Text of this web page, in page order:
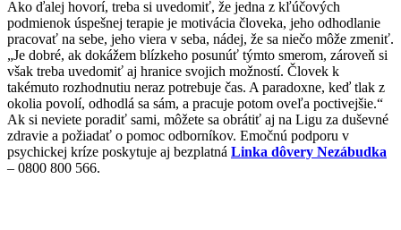
Ako ďalej hovorí, treba si uvedomiť, že jedna z kľúčových
podmienok úspešnej terapie je motivácia človeka, jeho odhodlanie
pracovať na sebe, jeho viera v seba, nádej, že sa niečo môže zmeniť.
„Je dobré, ak dokážem blízkeho posunúť týmto smerom, zároveň si
však treba uvedomiť aj hranice svojich možností. Človek k
takémuto rozhodnutiu neraz potrebuje čas. A paradoxne, keď tlak z
okolia povolí, odhodlá sa sám, a pracuje potom oveľa poctivejšie.“
Ak si neviete poradiť sami, môžete sa obrátiť aj na Ligu za duševné
zdravie a požiadať o pomoc odborníkov. Emočnú podporu v
psychickej kríze poskytuje aj bezplatná Linka dôvery Nezábudka
– 0800 800 566.